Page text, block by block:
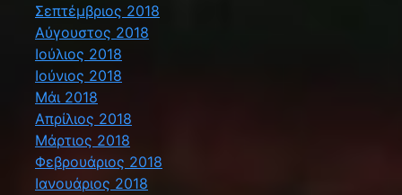
Σεπτέμβριος 2018
Αύγουστος 2018
Ιούλιος 2018
Ιούνιος 2018
Μάι 2018
Απρίλιος 2018
Μάρτιος 2018
Φεβρουάριος 2018
Ιανουάριος 2018